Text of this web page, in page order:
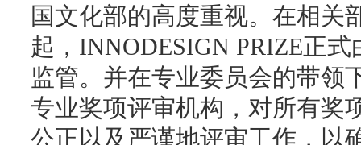
国文化部的高度重视。在相关
起，INNODESIGN PRIZE正
监管。并在专业委员会的带领
专业奖项评审机构，对所有奖
公正以及严谨地评审工作，以